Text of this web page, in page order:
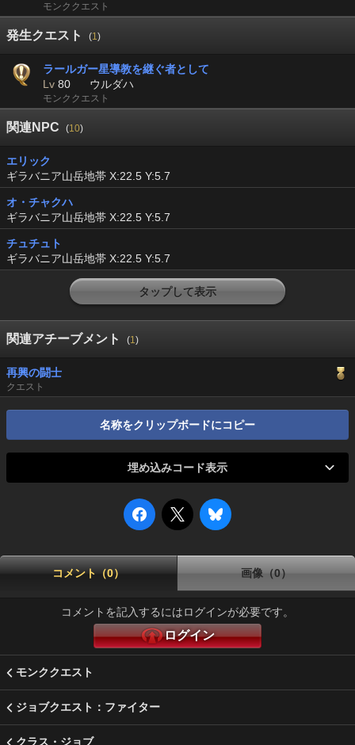
モンククエスト
発生クエスト (1)
ラールガー星導教を継ぐ者として
Lv 80 ウルダハ
モンククエスト
関連NPC (10)
エリック
ギラバニア山岳地帯 X:22.5 Y:5.7
オ・チャクハ
ギラバニア山岳地帯 X:22.5 Y:5.7
チュチュト
ギラバニア山岳地帯 X:22.5 Y:5.7
タップして表示
関連アチーブメント (1)
再興の闘士
クエスト
名称をクリップボードにコピー
埋め込みコード表示
コメント（0） 画像（0）
コメントを記入するにはログインが必要です。
ログイン
モンククエスト
ジョブクエスト：ファイター
クラス・ジョブ